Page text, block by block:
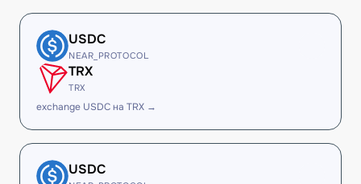
USDC
NEAR_PROTOCOL
TRX
TRX
exchange USDC на TRX →
USDC